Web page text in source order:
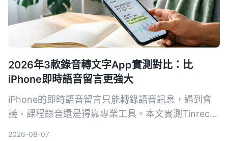
2026年3款錄音轉文字App實測對比：比
iPhone即時語音留言更強大
iPhone的即時語音留言只能轉錄語音訊息，遇到會
議、課程錄音還是得靠專業工具。本文實測Tinrec、
2026-08-07